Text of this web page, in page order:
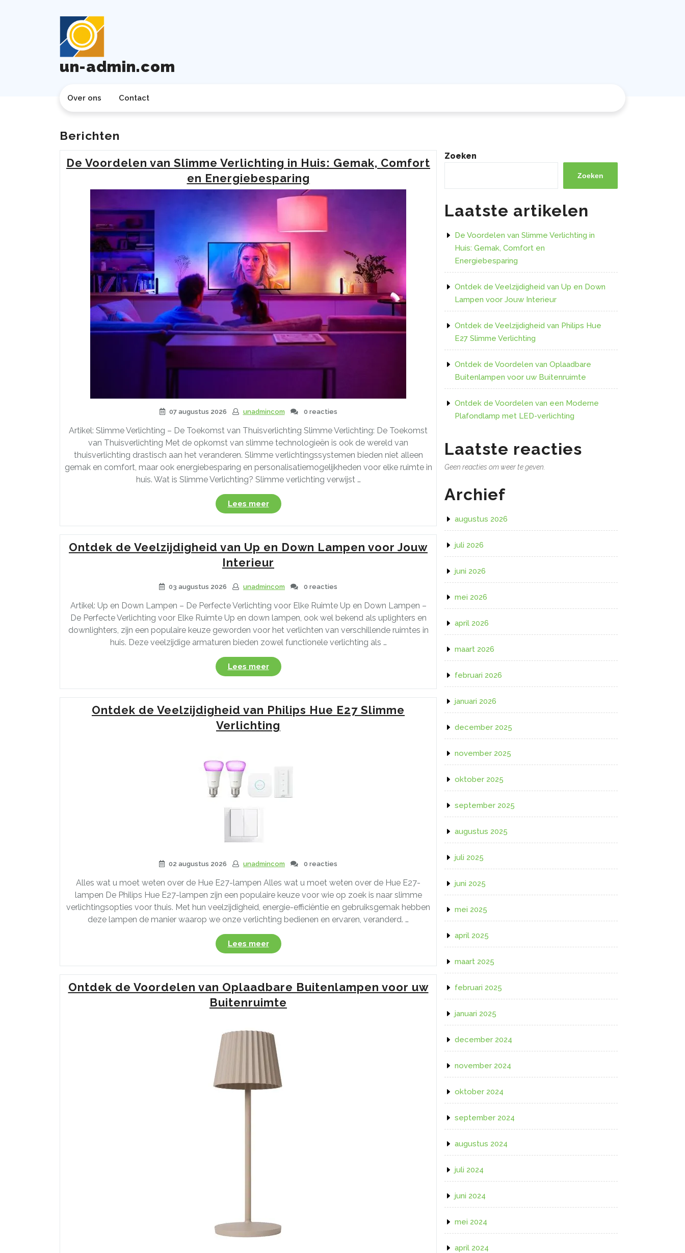
un-admin.com
Over ons Contact
Berichten
De Voordelen van Slimme Verlichting in Huis: Gemak, Comfort
en Energiebesparing
07 augustus 2026 unadmincom 0 reacties
Artikel: Slimme Verlichting – De Toekomst van Thuisverlichting Slimme Verlichting: De Toekomst
van Thuisverlichting Met de opkomst van slimme technologieën is ook de wereld van
thuisverlichting drastisch aan het veranderen. Slimme verlichtingssystemen bieden niet alleen
gemak en comfort, maar ook energiebesparing en personalisatiemogelijkheden voor elke ruimte in
huis. Wat is Slimme Verlichting? Slimme verlichting verwijst …
Lees meer“De
Voordelen
van
Slimme
Verlichting
in
Huis:
Gemak,
Comfort
en
Energiebesparing”
Ontdek de Veelzijdigheid van Up en Down Lampen voor Jouw
Interieur
03 augustus 2026 unadmincom 0 reacties
Artikel: Up en Down Lampen – De Perfecte Verlichting voor Elke Ruimte Up en Down Lampen –
De Perfecte Verlichting voor Elke Ruimte Up en down lampen, ook wel bekend als uplighters en
downlighters, zijn een populaire keuze geworden voor het verlichten van verschillende ruimtes in
huis. Deze veelzijdige armaturen bieden zowel functionele verlichting als …
Lees meer“Ontdek
de
Veelzijdigheid
van
Up
en
Down
Interieur”
Ontdek de Veelzijdigheid van Philips Hue E27 Slimme
Verlichting
02 augustus 2026 unadmincom 0 reacties
Alles wat u moet weten over de Hue E27-lampen Alles wat u moet weten over de Hue E27-
lampen De Philips Hue E27-lampen zijn een populaire keuze voor wie op zoek is naar slimme
verlichtingsopties voor thuis. Met hun veelzijdigheid, energie-efficiëntie en gebruiksgemak hebben
deze lampen de manier waarop we onze verlichting bedienen en ervaren, veranderd. …
Lees meer“Ontdek
de
Veelzijdigheid
van
Philips
Hue
E27
Verlichting”
Ontdek de Voordelen van Oplaadbare Buitenlampen voor uw
Buitenruimte
Zoeken
Zoeken
Laatste artikelen
De Voordelen van Slimme Verlichting in
Huis: Gemak, Comfort en
Energiebesparing
Ontdek de Veelzijdigheid van Up en Down
Lampen voor Jouw Interieur
Ontdek de Veelzijdigheid van Philips Hue
E27 Slimme Verlichting
Ontdek de Voordelen van Oplaadbare
Buitenlampen voor uw Buitenruimte
Ontdek de Voordelen van een Moderne
Plafondlamp met LED-verlichting
Laatste reacties
Geen reacties om weer te geven.
Archief
augustus 2026
juli 2026
juni 2026
mei 2026
april 2026
maart 2026
februari 2026
januari 2026
december 2025
november 2025
oktober 2025
september 2025
augustus 2025
juli 2025
juni 2025
mei 2025
april 2025
maart 2025
februari 2025
januari 2025
december 2024
november 2024
oktober 2024
september 2024
augustus 2024
juli 2024
juni 2024
mei 2024
april 2024